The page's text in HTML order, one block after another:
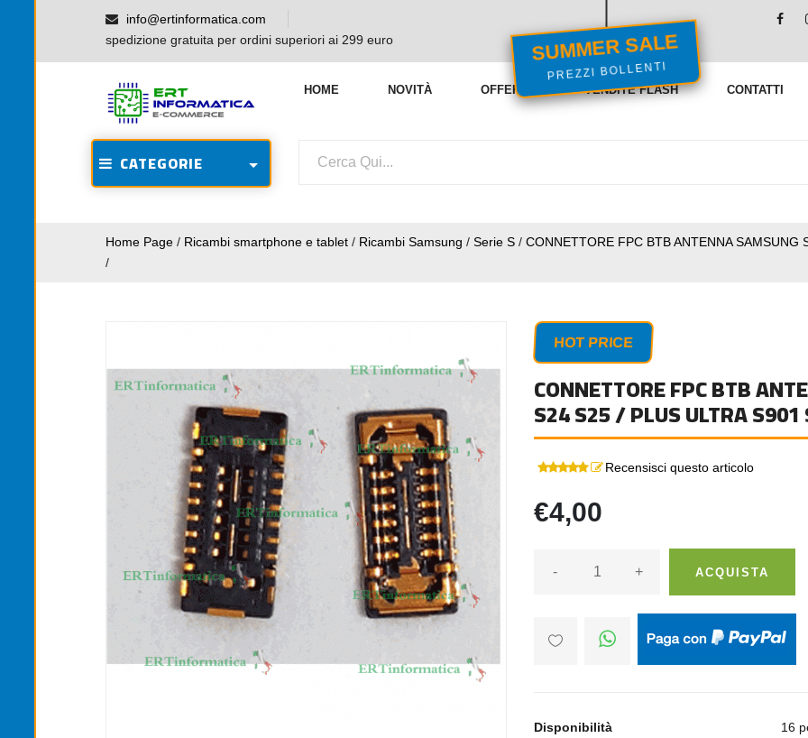
SUMMER SALE
PREZZI BOLLENTI
info@ertinformatica.com
spedizione gratuita per ordini superiori ai 299 euro
HOME NOVITÀ OFFERTE VENDITE FLASH CONTATTI
CATEGORIE
Home Page / Ricambi smartphone e tablet / Ricambi Samsung / Serie S / CONNETTORE FPC BTB ANTENNA
/
HOT PRICE
CONNETTORE FPC BTB
S24 S25 / PLUS ULTRA
Recensisci questo articolo
€4,00
- + ACQUISTA
Disponibilità 16